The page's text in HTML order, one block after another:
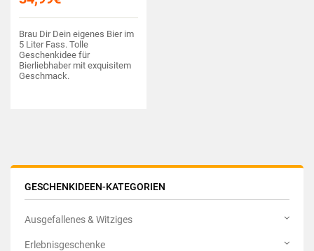
GESCHENKIDEEN-KATEGORIEN
Ausgefallenes & Witziges
Erlebnisgeschenke
Brau Dir Dein eigenes Bier im
5 Liter Fass. Tolle
Geschenkidee für
Bierliebhaber mit exquisitem
Geschmack.